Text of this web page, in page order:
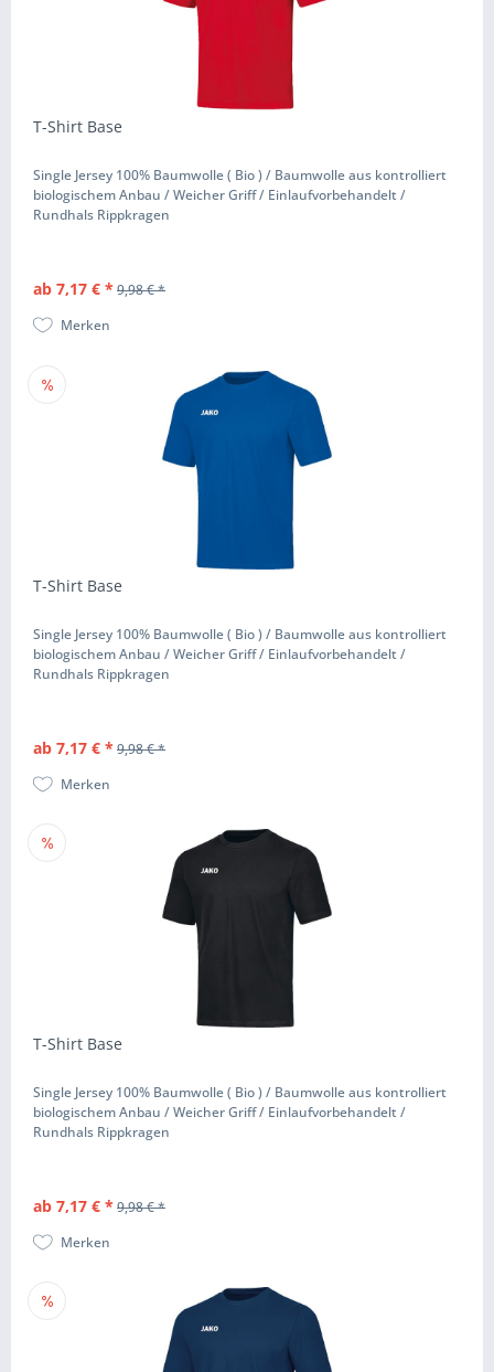
T-Shirt Base
Single Jersey 100% Baumwolle ( Bio ) / Baumwolle aus kontrolliert
biologischem Anbau / Weicher Griff / Einlaufvorbehandelt /
Rundhals Rippkragen
ab 7,17 € * 9,98 € *
Merken
T-Shirt Base
Single Jersey 100% Baumwolle ( Bio ) / Baumwolle aus kontrolliert
biologischem Anbau / Weicher Griff / Einlaufvorbehandelt /
Rundhals Rippkragen
ab 7,17 € * 9,98 € *
Merken
T-Shirt Base
Single Jersey 100% Baumwolle ( Bio ) / Baumwolle aus kontrolliert
biologischem Anbau / Weicher Griff / Einlaufvorbehandelt /
Rundhals Rippkragen
ab 7,17 € * 9,98 € *
Merken